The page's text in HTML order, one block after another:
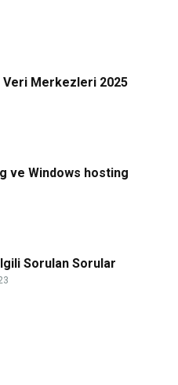
Veri Merkezleri 2025
ve Windows hosting
Sorulan Sorular